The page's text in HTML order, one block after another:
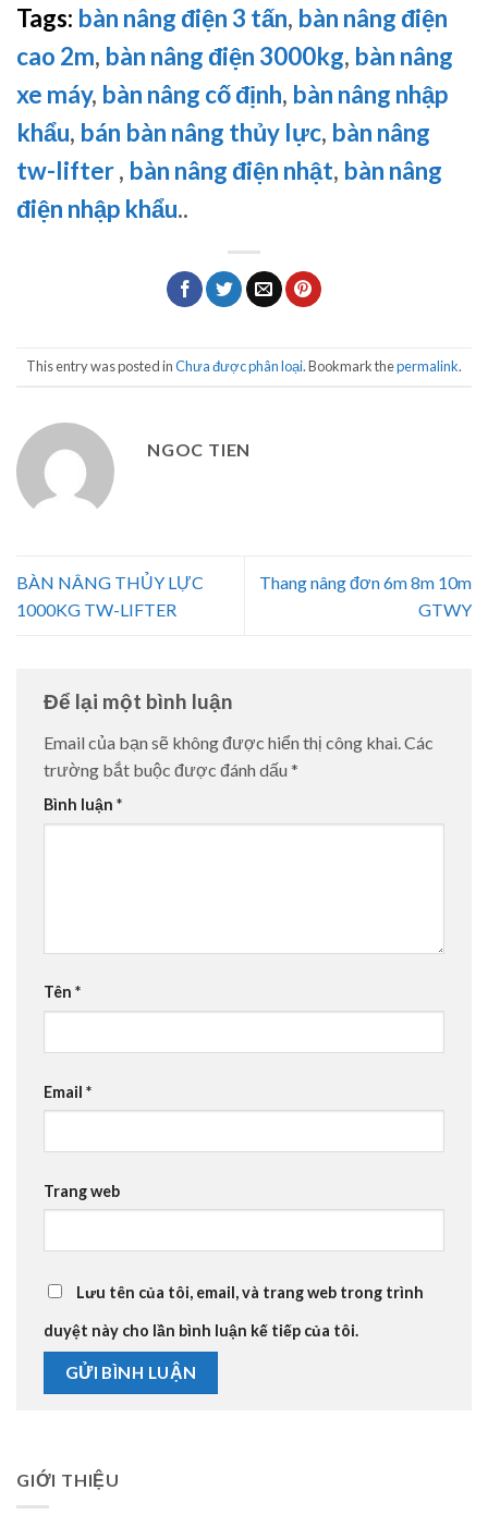
Tags: bàn nâng điện 3 tấn, bàn nâng điện
cao 2m, bàn nâng điện 3000kg, bàn nâng
xe máy, bàn nâng cố định, bàn nâng nhập
khẩu, bán bàn nâng thủy lực, bàn nâng
tw-lifter, bàn nâng điện nhật, bàn nâng
điện nhập khẩu..
This entry was posted inChưa được phân loại. Bookmark thepermalink.
NGOC TIEN
BÀN NÂNG THỦY LỰC
1000KG TW-LIFTER
Thang nâng đơn 6m 8m 10m
GTWY
Để lại một bình luận
Email của bạn sẽ không được hiển thị công khai.Các
trường bắt buộc được đánh dấu *
Bình luận *
Tên *
Email *
Trang web
Lưu tên của tôi, email, và trang web trong trình
duyệt này cho lần bình luận kế tiếp của tôi.
GIỚI THIỆU